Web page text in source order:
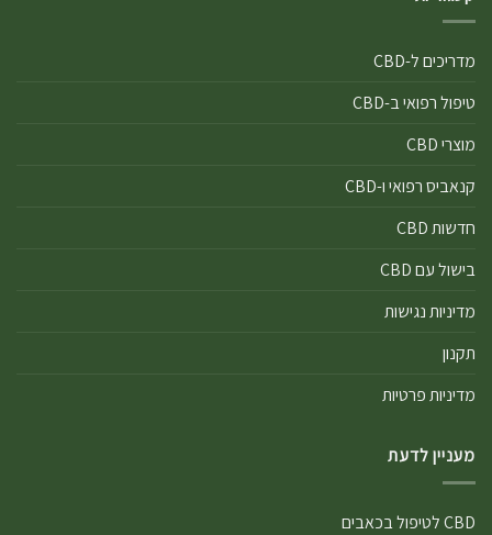
מדריכים ל-CBD
טיפול רפואי ב-CBD
מוצרי CBD
קנאביס רפואי ו-CBD
חדשות CBD
בישול עם CBD
מדיניות נגישות
תקנון
מדיניות פרטיות
מעניין לדעת
CBD לטיפול בכאבים